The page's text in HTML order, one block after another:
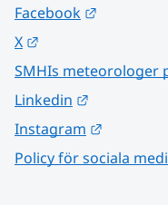
Facebook
X
SMHIs meteorologer
Linkedin
Instagram
Policy för sociala